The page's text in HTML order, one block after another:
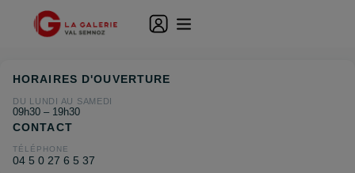
HORAIRES D'OUVERTURE
DU LUNDI AU SAMEDI
09h30 – 19h30
CONTACT
TÉLÉPHONE
04 5 0 27 6 5 37